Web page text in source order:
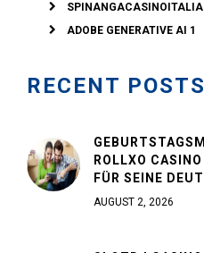
ADOBE GENERATIVE AI 1
RECENT POSTS
ROLLXO
FÜR SEINE
AUGUST 2, 2026